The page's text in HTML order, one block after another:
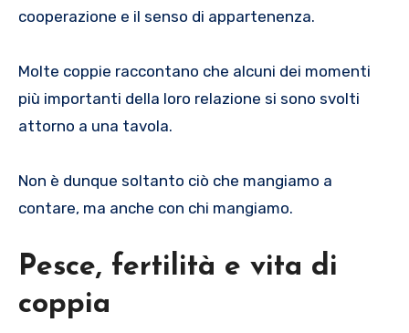
cooperazione e il senso di appartenenza.
Molte coppie raccontano che alcuni dei momenti
più importanti della loro relazione si sono svolti
attorno a una tavola.
Non è dunque soltanto ciò che mangiamo a
contare, ma anche con chi mangiamo.
Pesce, fertilità e vita di
coppia